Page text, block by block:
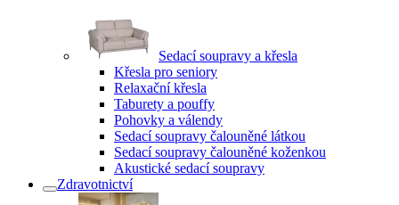
Sedací soupravy a křesla
Křesla pro seniory
Relaxační křesla
Taburety a pouffy
Pohovky a válendy
Sedací soupravy čalouněné látkou
Sedací soupravy čalouněné koženkou
Akustické sedací soupravy
Zdravotnictví